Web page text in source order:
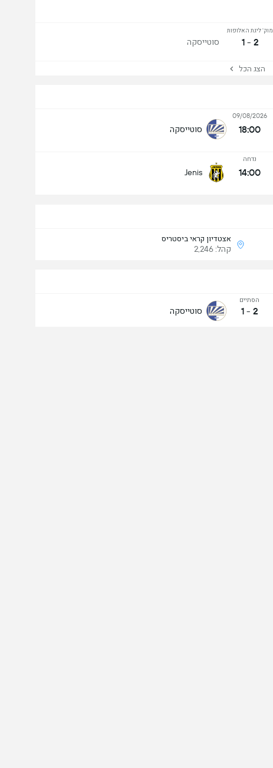
09/08/2026
18:00 סוטייסקה
נדחה
14:00
Jenis
הסתיים
2
-
1 סוטייסקה
אצטדיון קראי ביסטריס
קהל: 2,246
מוק' ליגת האלופות
2 - 1 סוטייסקה
הצג הכל